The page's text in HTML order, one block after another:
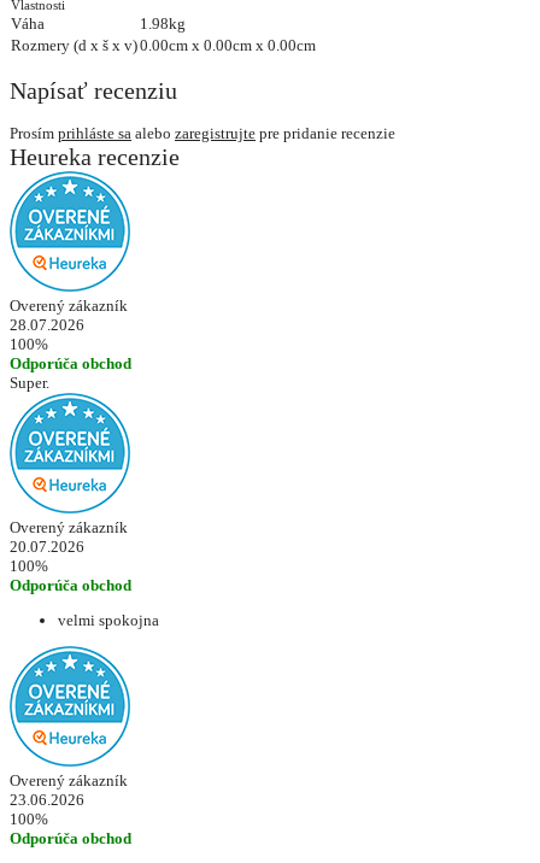
Vlastnosti
Váha
1.98kg
Rozmery (d x š x v)0.00cm x 0.00cm x 0.00cm
Napísať recenziu
Prosím prihláste sa alebo zaregistrujte pre pridanie recenzie
Heureka recenzie
Overený zákazník
28.07.2026
100%
Odporúča obchod
Super.
Overený zákazník
20.07.2026
100%
Odporúča obchod
velmi spokojna
Overený zákazník
23.06.2026
100%
Odporúča obchod